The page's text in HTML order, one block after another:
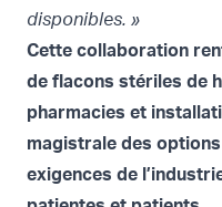
disponibles. »
Cette collaboration
de flacons stériles de
pharmacies et
magistrale des
exigences de